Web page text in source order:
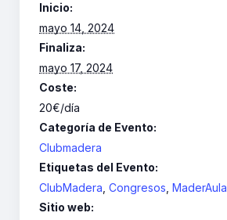
Inicio:
mayo 14, 2024
Finaliza:
mayo 17, 2024
Coste:
20€/día
Categoría de Evento:
Clubmadera
Etiquetas del Evento:
ClubMadera Congresos MaderAula
Sitio web: